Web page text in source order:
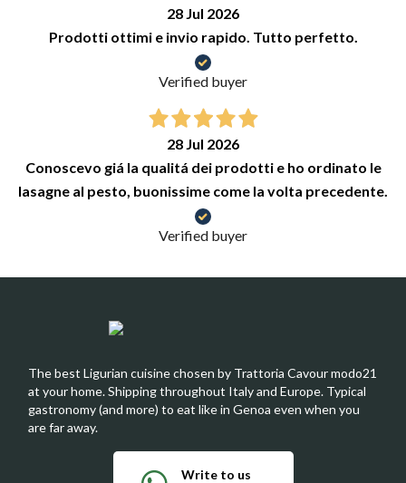
28 Jul 2026
Prodotti ottimi e invio rapido. Tutto perfetto.
Verified buyer
28 Jul 2026
Conoscevo giá la qualitá dei prodotti e ho ordinato le
lasagne al pesto, buonissime come la volta precedente.
Verified buyer
The best Ligurian cuisine chosen by Trattoria Cavour modo21
at your home. Shipping throughout Italy and Europe. Typical
gastronomy (and more) to eat like in Genoa even when you
are far away.
Write to us